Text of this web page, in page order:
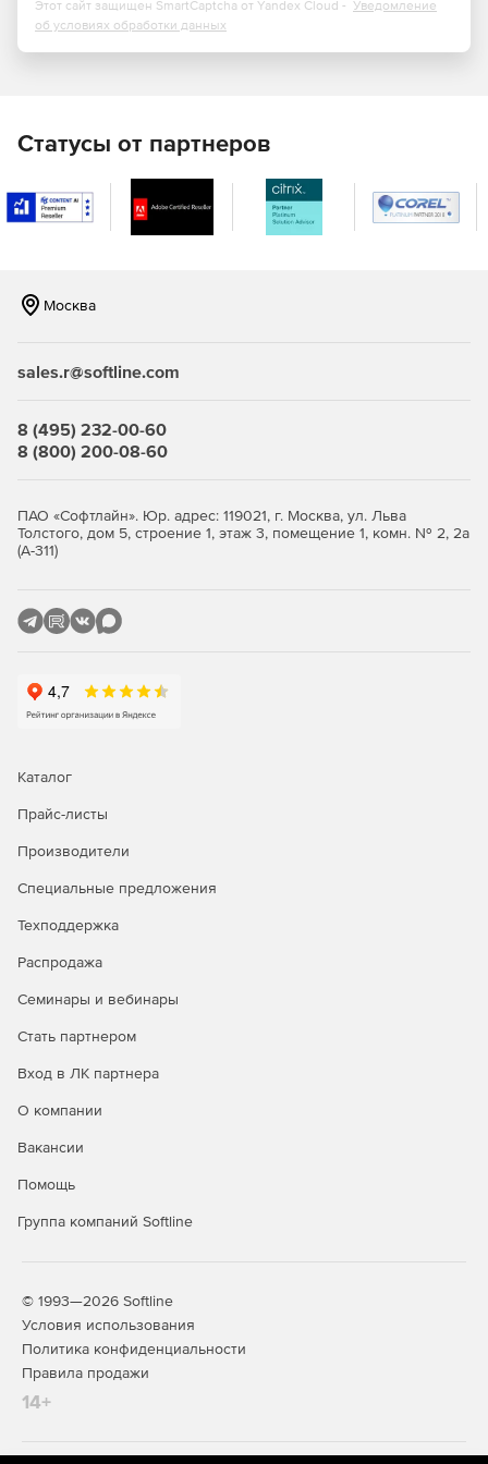
инфраструктуру и клиентские устройства. Datacenter
служит основой для управления и защиты
виртуальных и мобильных клиентских сред, помогая
Этот сайт защищен SmartCaptcha от Yandex Cloud - Уведомление
об условиях обработки данных
Статусы от партнеров
Москва
sales.r@softline.com
8 (495) 232-00-60
8 (800) 200-08-60
ПАО «Софтлайн». Юр. адрес: 119021, г. Москва, ул. Льва
Толстого, дом 5, строение 1, этаж 3, помещение 1, комн. № 2, 2а
(А-311)
Каталог
Прайс-листы
Производители
Специальные предложения
Техподдержка
Распродажа
Семинары и вебинары
Стать партнером
Вход в ЛК партнера
О компании
Вакансии
Помощь
Группа компаний Softline
© 1993—2026 Softline
Условия использования
Политика конфиденциальности
Правила продажи
14+